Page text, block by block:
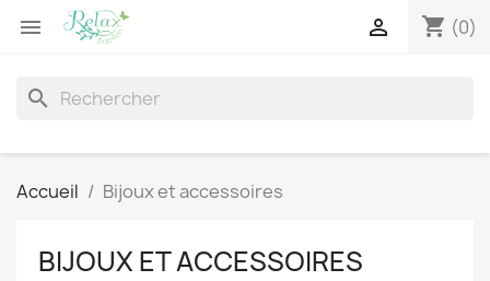
 shopping_cart (0)

search
Accueil Bijoux et accessoires
BIJOUX ET ACCESSOIRES